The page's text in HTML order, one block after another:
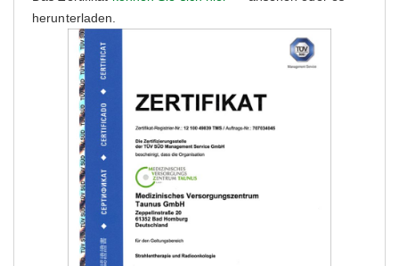
herunterladen.